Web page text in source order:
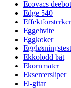
Ecovacs
Edge 540
Effektforsterker
Eggehvite
Eggkoker
Eggløsningstest
Ekkolodd båt
Ekornmater
Eksentersliper
El-gitar